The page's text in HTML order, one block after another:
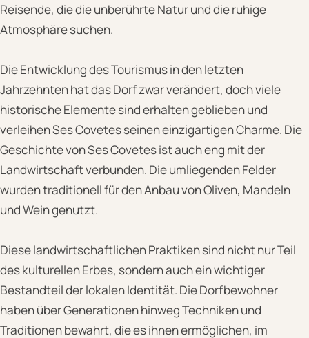
Reisende, die die unberührte Natur und die ruhige
Atmosphäre suchen.
Die Entwicklung des Tourismus in den letzten
Jahrzehnten hat das Dorf zwar verändert, doch viele
historische Elemente sind erhalten geblieben und
verleihen Ses Covetes seinen einzigartigen Charme. Die
Geschichte von Ses Covetes ist auch eng mit der
Landwirtschaft verbunden. Die umliegenden Felder
wurden traditionell für den Anbau von Oliven, Mandeln
und Wein genutzt.
Diese landwirtschaftlichen Praktiken sind nicht nur Teil
des kulturellen Erbes, sondern auch ein wichtiger
Bestandteil der lokalen Identität. Die Dorfbewohner
haben über Generationen hinweg Techniken und
Traditionen bewahrt, die es ihnen ermöglichen, im